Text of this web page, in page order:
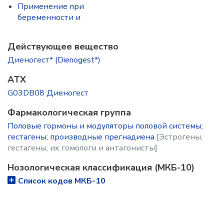
Применение при
беременности и
Действующее вещество
Диеногест* (Dienogest*)
ATX
G03DB08 Диеногест
Фармакологическая группа
Половые гормоны и модуляторы половой системы;
гестагены; производные прегнадиена [Эстрогены,
гестагены; их гомологи и антагонисты]
Нозологическая классификация (МКБ-10)
Список кодов МКБ-10